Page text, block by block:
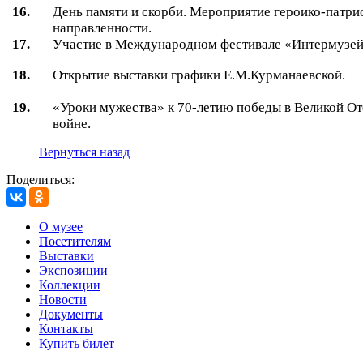
16.
День памяти и скорби. Мероприятие героико-
направленности.
17.
Участие в Международном фестивале
18.
Открытие выставки графики Е.М.Курманаевской.
19.
«Уроки мужества» к 70-летию победы в Великой
войне.
Вернуться назад
Поделиться:
О музее
Посетителям
Выставки
Экспозиции
Коллекции
Новости
Документы
Контакты
Купить билет